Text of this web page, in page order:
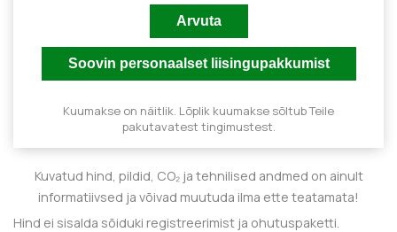
Kuumakse on näitlik. Lõplik kuumakse sõltub Teile
pakutavatest tingimustest.
Kuvatud hind, pildid, CO₂ ja tehnilised andmed on ainult
informatiivsed ja võivad muutuda ilma ette teatamata!
Hind ei sisalda sõiduki registreerimist ja ohutuspaketti.